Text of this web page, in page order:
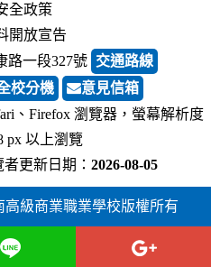
全政策
開放宣告
路一段327號 交通路線
校分機
意見信箱
、Firefox 瀏覽器，螢幕解析度
px 以上瀏覽
者更新日期： 2026-08-05
高級商業職業學校版權所有